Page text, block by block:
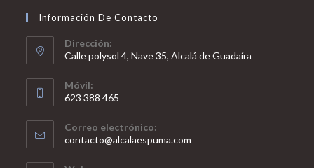
Información De Contacto
Dirección:
Calle polysol 4, Nave 35, Alcalá de Guadaíra
Móvil:
623 388 465
Correo electrónico:
contacto@alcalaespuma.com